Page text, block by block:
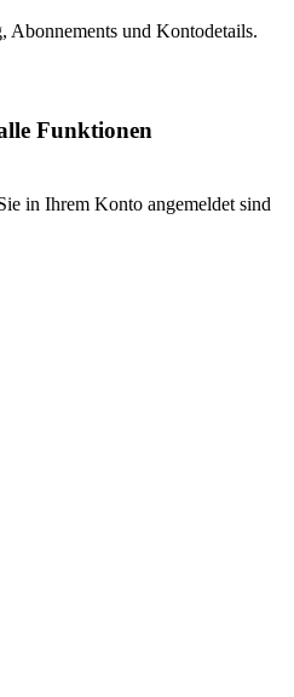
Abonnements und Kontodetails.
Funktionen
in Ihrem Konto angemeldet sind